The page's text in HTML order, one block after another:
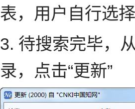
表，用户自行选
3. 待搜索完毕，
录，点击“更新”